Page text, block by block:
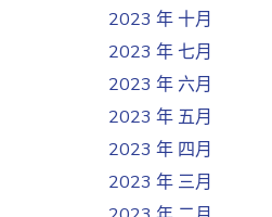
2023 年 十月
2023 年 七月
2023 年 六月
2023 年 五月
2023 年 四月
2023 年 三月